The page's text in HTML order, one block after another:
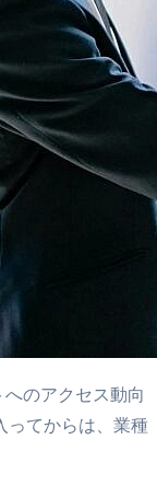
のアクセス動向
ってからは、業種